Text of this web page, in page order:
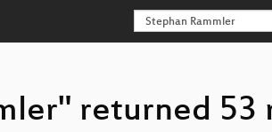
returned 53